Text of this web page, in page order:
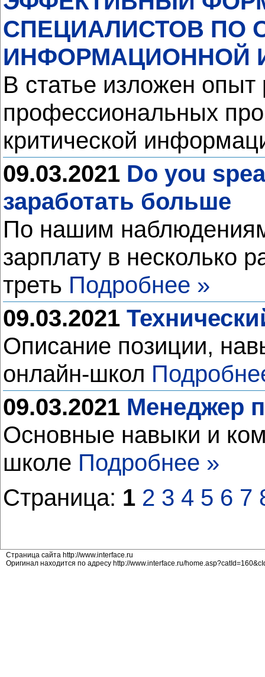
СПЕЦИАЛИСТОВ ПО
ИНФОРМАЦИОННОЙ
В статье изложен
профессиональных
критической
09.03.2021 Do you
заработать больше
По нашим
зарплату в несколько
треть Подробнее »
09.03.2021
Описание позиции,
онлайн-школ
09.03.2021 Менеджер
Основные навыки и
школе Подробнее »
Страница: 1 2 3 4 5 6 7
Страница сайта http://www.interface.ru
Оригинал находится по адресу http://www.interface.ru/